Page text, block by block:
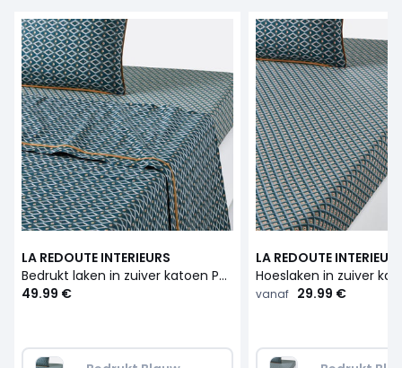
LA REDOUTE INTERIEURS
Bedrukt laken in zuiver katoen Pallazzo
49.99 €
LA REDOUTE
vanaf 29.99 €